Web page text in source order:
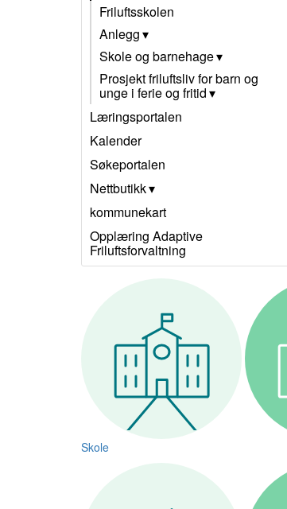
Friluftsskolen
Anlegg
Skole og barnehage
Prosjekt friluftsliv for barn og
unge i ferie og fritid
Læringsportalen
Kalender
Søkeportalen
Nettbutikk
kommunekart
Opplæring Adaptive
Friluftsforvaltning
Skole